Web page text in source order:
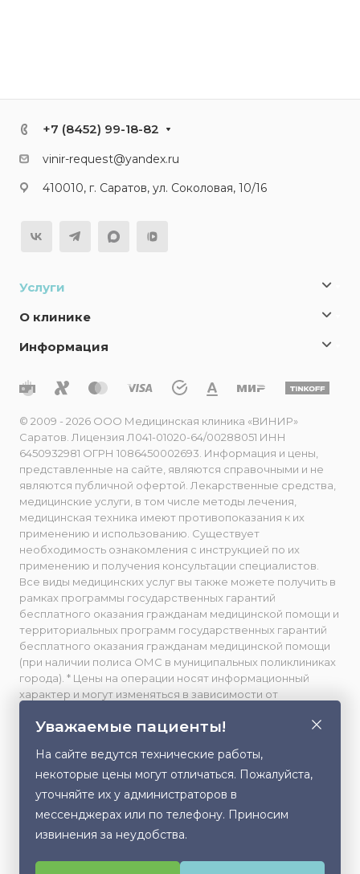
+7 (8452) 99-18-82
vinir-request@yandex.ru
410010, г. Саратов, ул. Соколовая, 10/16
Услуги
О клинике
Информация
© 2009 - 2026 ООО Медицинская клиника «ВИНИР»
Саратов. Лицензия Л041-01020-64/00288051 ИНН
6450932981 ОГРН 1086450002693. Информация и цены,
представленные на сайте, являются справочными и не
являются публичной офертой. Лекарственные средства,
медицинские услуги, в том числе методы лечения,
медицинская техника имеют противопоказания к их
применению и использованию. Существует
необходимость ознакомления с инструкцией по их
применению и получения консультации специалистов.
Все виды медицинских услуг вы также можете получить в
рамках программы государственных гарантий
бесплатного оказания гражданам медицинской помощи и
территориальных программ государственных гарантий
бесплатного оказания гражданам медицинской помощи
(при наличии полиса ОМС в муниципальных поликлиниках
города). * Цены на операции носят информационный
характер и могут изменяться в зависимости от
Facebook принадлежит компании Meta, признанной
видеоматериал, размещенный на данном сайте,
публикуется с письменного согласия лиц, изображенных
на них, либо их законных представителей (в случае
копирование или распространение данного контента без
разрешения правообладателя запрещено.
Политика в отношении обработки персональных данных
Этот сайт использует cookie для хранения
данных. Продолжая использовать сайт, Вы даете
Уважаемые пациенты!
На сайте ведутся технические работы,
некоторые цены могут отличаться. Пожалуйста,
уточняйте их у администраторов в
мессенджерах или по телефону. Приносим
извинения за неудобства.